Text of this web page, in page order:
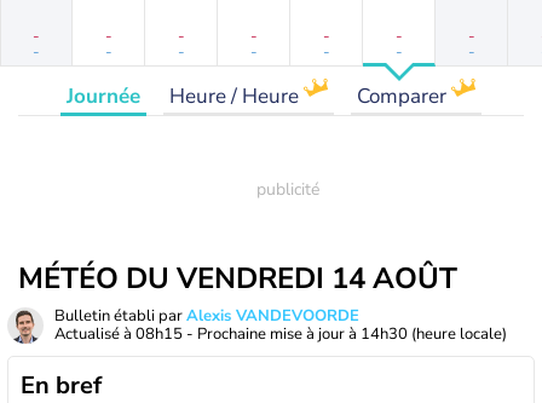
-
-
-
-
-
-
-
-
-
-
-
-
-
-
Journée Heure / Heure Comparer
MÉTÉO DU VENDREDI 14 AOÛT
Bulletin établi parAlexis VANDEVOORDE
Actualisé à 08h15 - Prochaine mise à jour à 14h30 (heure locale)
En bref